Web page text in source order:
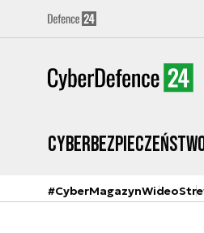
#CyberMagazynWideo